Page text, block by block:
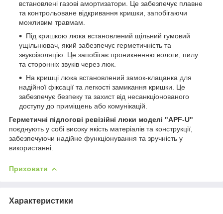
встановлені газові амортизатори. Це забезпечує плавне
та контрольоване відкривання кришки, запобігаючи
можливим травмам.
Під кришкою люка встановлений щільний гумовий
ущільнювач, який забезпечує герметичність та
звукоізоляцію. Це запобігає проникненню вологи, пилу
та сторонніх звуків через люк.
На кришці люка встановлений замок-клацанка для
надійної фіксації та легкості замикання кришки. Це
забезпечує безпеку та захист від несанкціонованого
доступу до приміщень або комунікацій.
Герметичні підлогові ревізійні люки моделі "APF-U"
поєднують у собі високу якість матеріалів та конструкції,
забезпечуючи надійне функціонування та зручність у
використанні.
Приховати
Характеристики